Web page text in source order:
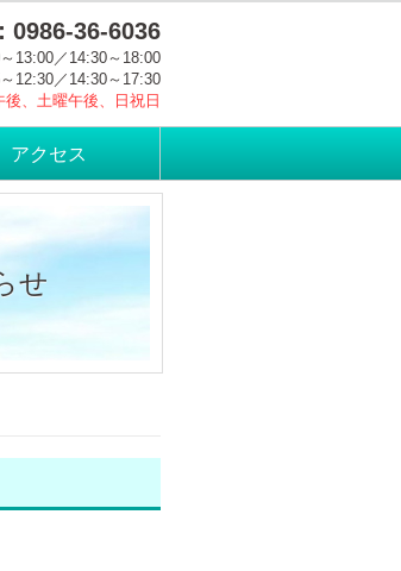
0986-36-6036
13:00／14:30～18:00
12:30／14:30～17:30
後、土曜午後、日祝日
アクセス
せ